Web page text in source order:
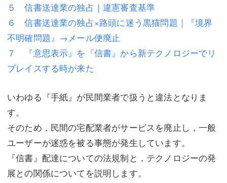
刑事弁護
交通事故
不動産登記
商業登記
調査・書面作成
マスコミ取材・実績
アクセス
交通事故
不動産登記
商業登記
調査・書面作成
債務整理
マスコミ取材・実績
アクセス
東京事務所 (新宿・四谷)
５ 信書送達業の独占｜違憲審査基準
６ 信書送達業の独占×路頭に迷う黒猫問題｜『境界
不明確問題』→メール便廃止
７ 『意思表示』を『信書』から新テクノロジーでリ
プレイスする時が来た
いわゆる『手紙』が民間業者で扱うと違法となりま
す。
そのため，民間の宅配業者がサービスを廃止し，一般
ユーザーが迷惑を被る事態が発生しています。
『信書』配達についての法規制と，テクノロジーの発
展との関係についてを説明します。